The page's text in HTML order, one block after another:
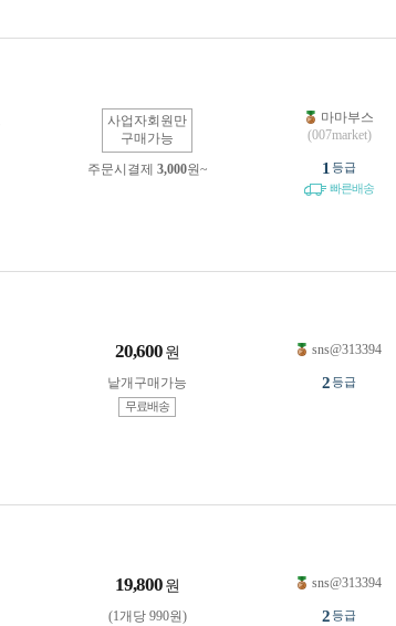
사업자회원만
구매가능
주문시결제 3,000원~
마마부스
(007market)
1 등급
빠른배송
20,600 원
낱개구매가능
무료배송
sns@313394
2등급
19,800 원
(1개당 990원)
sns@313394
2등급